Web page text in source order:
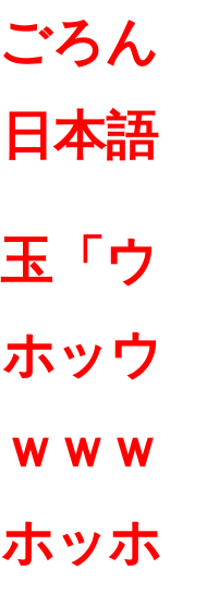
ろん
本語
「ウ
ッウ
ｗｗ
ッホ